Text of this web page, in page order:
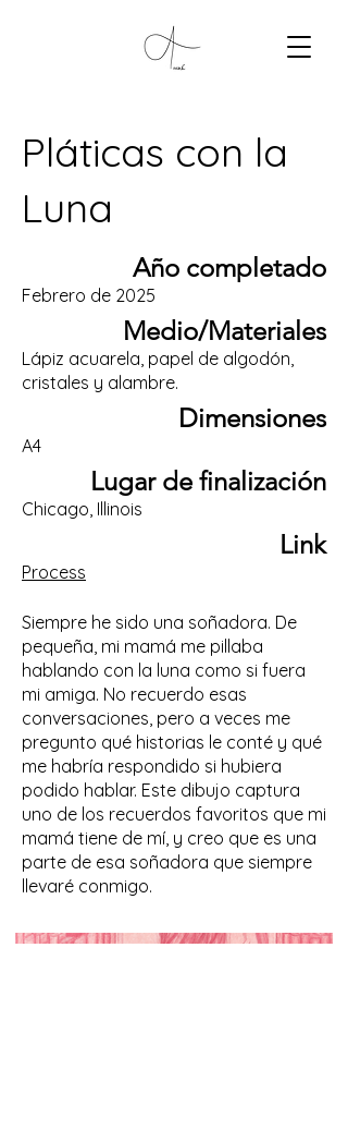
Pláticas con la
Luna
Año completado
Febrero de 2025
Medio/Materiales
Lápiz acuarela, papel de algodón,
cristales y alambre.
Dimensiones
A4
Lugar de finalización
Chicago, Illinois
Link
Process
Siempre he sido una soñadora. De
pequeña, mi mamá me pillaba
hablando con la luna como si fuera
mi amiga. No recuerdo esas
conversaciones, pero a veces me
pregunto qué historias le conté y qué
me habría respondido si hubiera
podido hablar. Este dibujo captura
uno de los recuerdos favoritos que mi
mamá tiene de mí, y creo que es una
parte de esa soñadora que siempre
llevaré conmigo.